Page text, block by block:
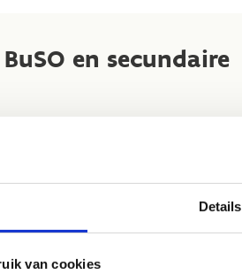
Details
van cookies
en secundaire
– briefing